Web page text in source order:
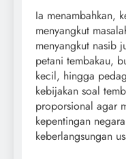
Ia menambahkan,
menyangkut
menyangkut nasib
petani tembakau,
kecil, hingga
kebijakan soal
proporsional agar
kepentingan
keberlangsungan